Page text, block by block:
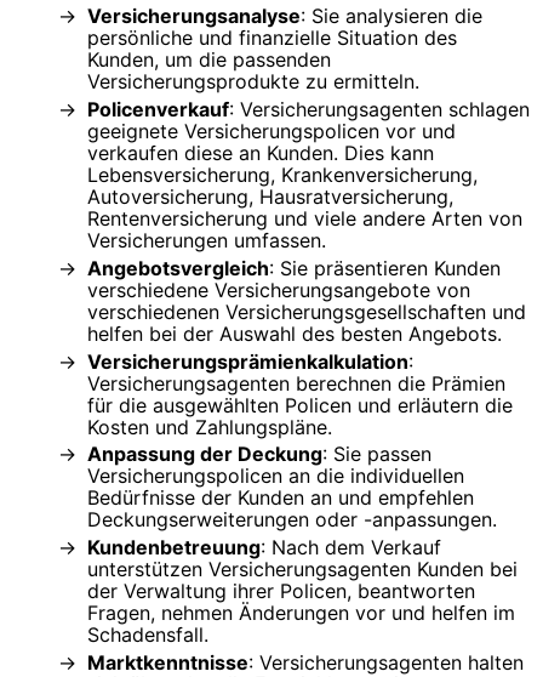
Versicherungsanalyse: Sie analysieren die
persönliche und finanzielle Situation des
Kunden, um die passenden
Versicherungsprodukte zu ermitteln.
Policenverkauf: Versicherungsagenten schlagen
geeignete Versicherungspolicen vor und
verkaufen diese an Kunden. Dies kann
Lebensversicherung, Krankenversicherung,
Autoversicherung, Hausratversicherung,
Rentenversicherung und viele andere Arten von
Versicherungen umfassen.
Angebotsvergleich: Sie präsentieren Kunden
verschiedene Versicherungsangebote von
verschiedenen Versicherungsgesellschaften und
helfen bei der Auswahl des besten Angebots.
Versicherungsprämienkalkulation:
Versicherungsagenten berechnen die Prämien
für die ausgewählten Policen und erläutern die
Kosten und Zahlungspläne.
Anpassung der Deckung: Sie passen
Versicherungspolicen an die individuellen
Bedürfnisse der Kunden an und empfehlen
Deckungserweiterungen oder -anpassungen.
Kundenbetreuung: Nach dem Verkauf
unterstützen Versicherungsagenten Kunden bei
der Verwaltung ihrer Policen, beantworten
Fragen, nehmen Änderungen vor und helfen im
Schadensfall.
Marktkenntnisse: Versicherungsagenten halten